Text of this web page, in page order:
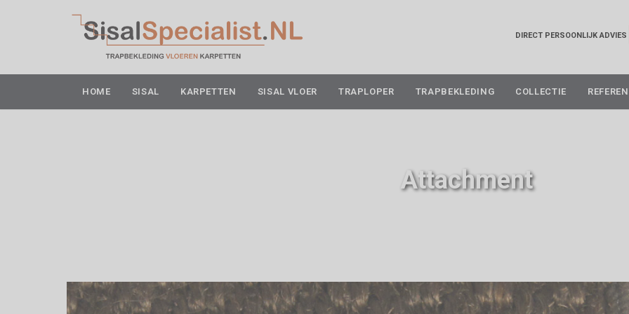
DIRECT PERSOONLIJK ADVIES
to
content
HOME SISAL KARPETTEN SISAL VLOER TRAPLOPER TRAPBEKLEDING COLLECTIE
Attachment